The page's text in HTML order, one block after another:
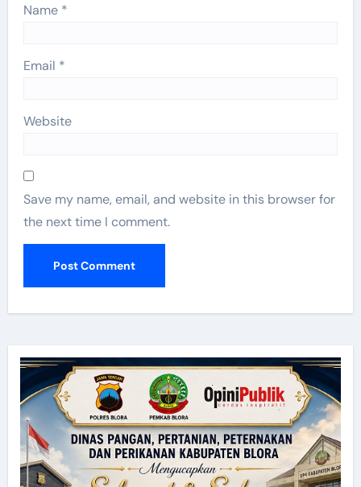
Name *
Email *
Website
Save my name, email, and website in this browser for
the next time I comment.